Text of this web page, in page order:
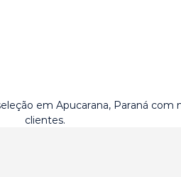
em Apucarana, Paraná com
clientes.